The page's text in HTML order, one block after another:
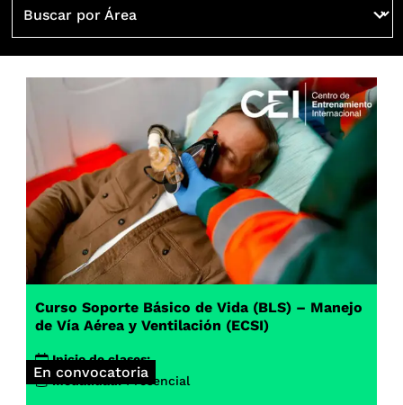
Buscar por Área
En convocatoria
Curso Soporte Básico de Vida (BLS) – Manejo
de Vía Aérea y Ventilación (ECSI)
Inicio de clases:
Modalidad: Presencial